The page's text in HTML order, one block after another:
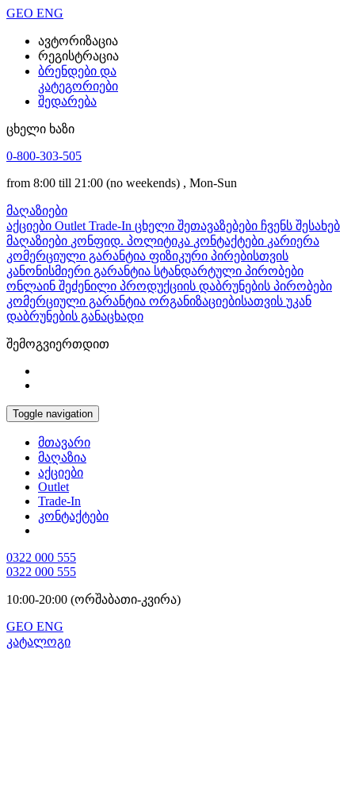
GEO ENG
ავტორიზაცია
რეგისტრაცია
ბრენდები და
კატეგორიები
შედარება
ცხელი ხაზი
0-800-303-505
from 8:00 till 21:00 (no weekends) , Mon-Sun
მაღაზიები
აქციები Outlet Trade-In ცხელი შეთავაზებები ჩვენს შესახებ
მაღაზიები კონფიდ. პოლიტიკა კონტაქტები კარიერა
კომერციული გარანტია ფიზიკური პირებისთვის
კანონისმიერი გარანტია სტანდარტული პირობები
ონლაინ შეძენილი პროდუქციის დაბრუნების პირობები
კომერციული გარანტია ორგანიზაციებისათვის უკან
დაბრუნების განაცხადი
შემოგვიერთდით
Toggle navigation
მთავარი
მაღაზია
აქციები
Outlet
Trade-In
კონტაქტები
0322 000 555
0322 000 555
10:00-20:00 (ორშაბათი-კვირა)
GEO ENG
კატალოგი